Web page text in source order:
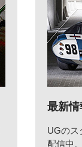
最新情
UGのス
配信中